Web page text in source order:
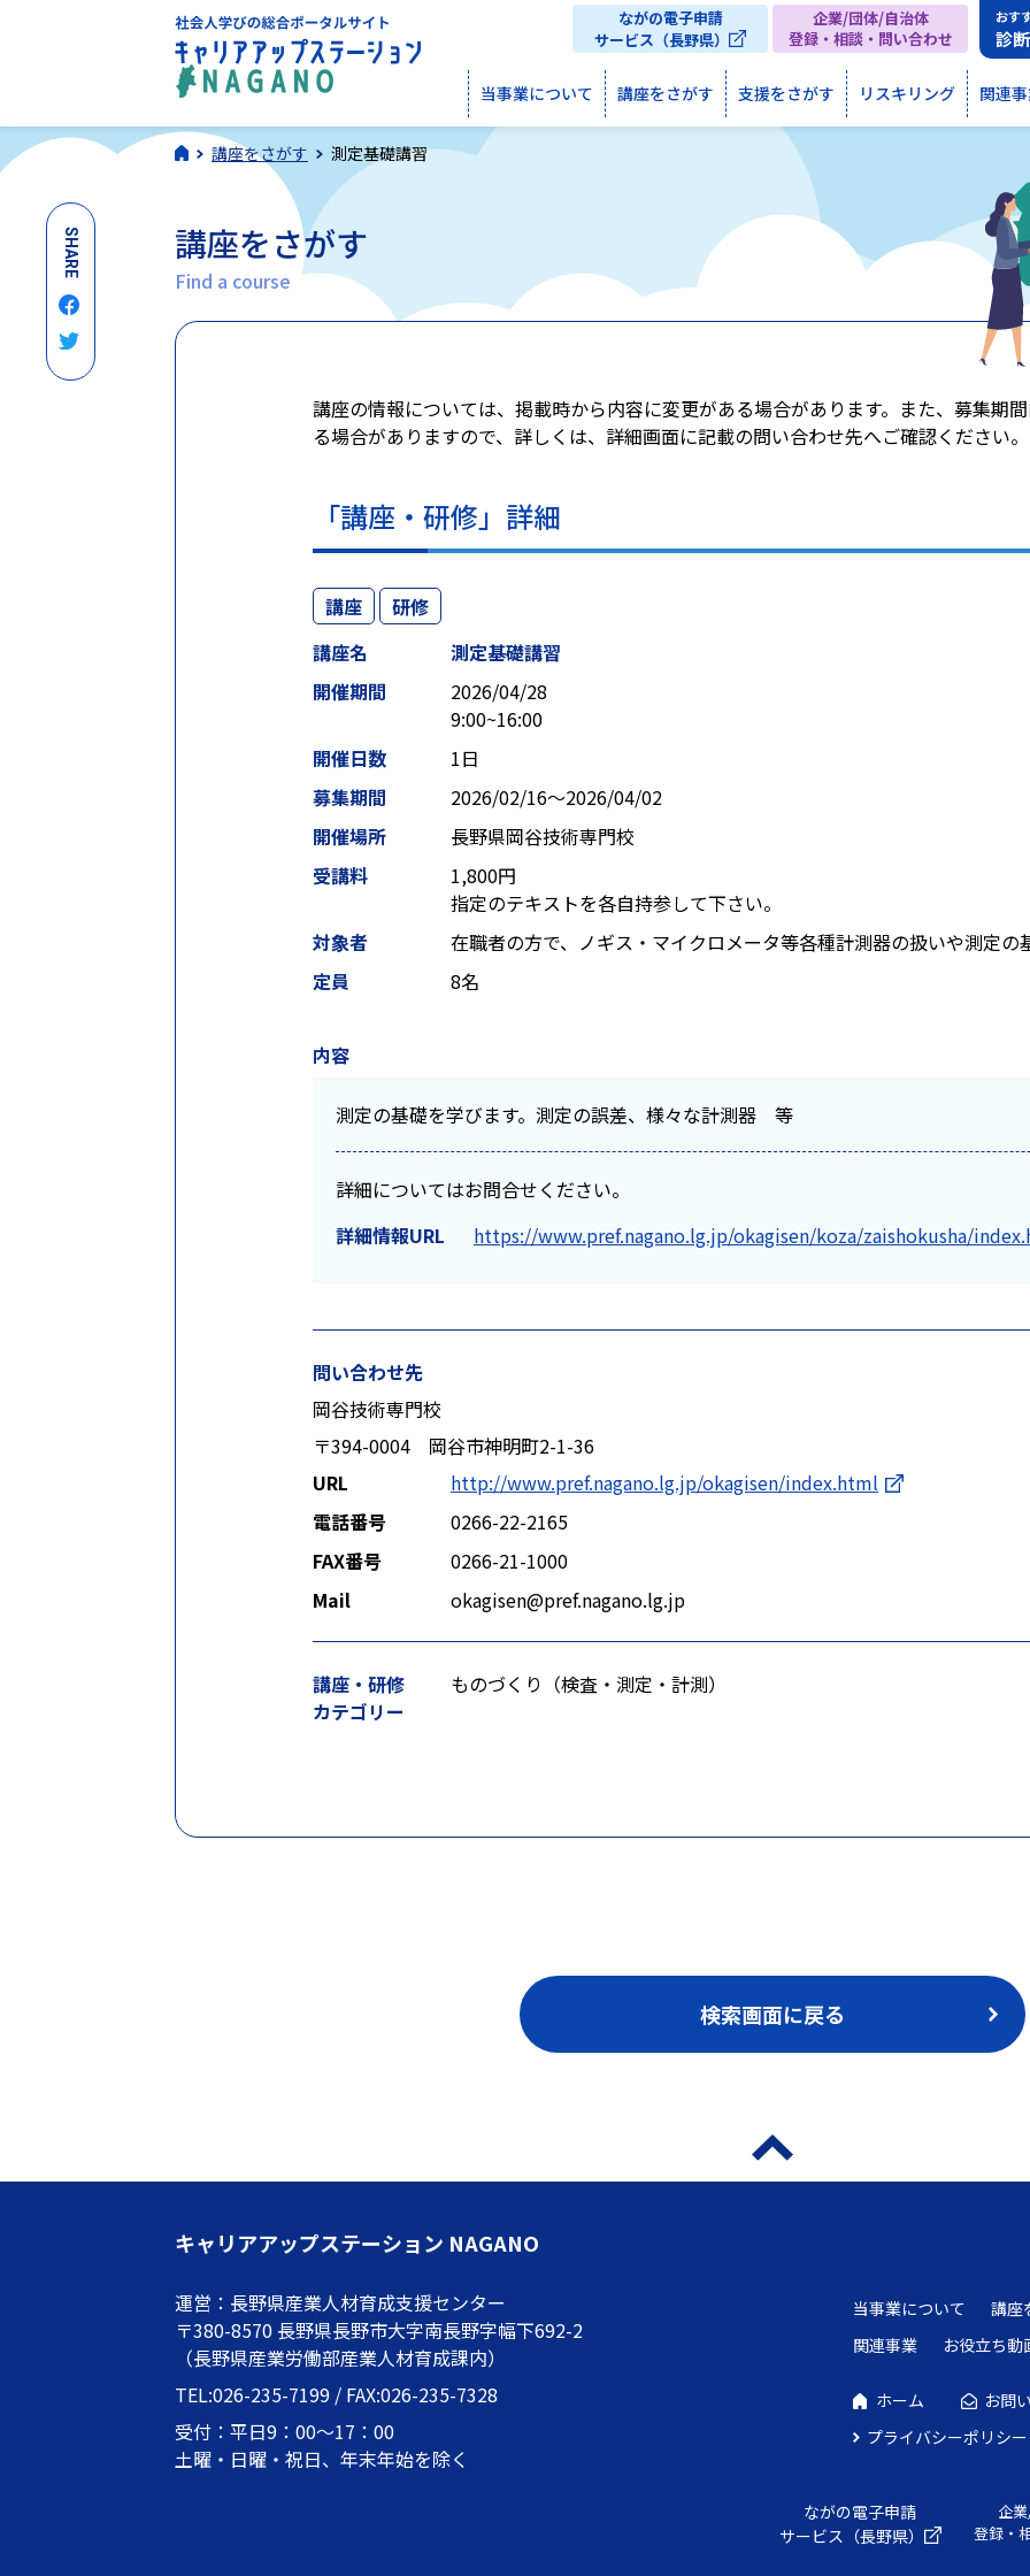
当事業について 講座をさがす 支援をさがす リスキリング 関連
おす
診断
企業/団体/自治体
登録・相談・問い合わせ
ながの電子申請
サービス（長野県）
講座をさがす 測定基礎講習
講座をさがす
Find a course
講座の情報については、掲載時から内容に変更がある場合があります。また、募集期
る場合がありますので、詳しくは、詳細画面に記載の問い合わせ先へご確認ください。
「講座・研修」詳細
講座
研修
講座名
測定基礎講習
開催期間
2026/04/28
9:00~16:00
開催日数
1日
募集期間
2026/02/16〜2026/04/02
開催場所
長野県岡谷技術専門校
受講料
1,800円
指定のテキストを各自持参して下さい。
対象者
在職者の方で、ノギス・マイクロメータ等各種計測器の扱いや測定の
定員
8名
内容
測定の基礎を学びます。測定の誤差、様々な計測器 等
詳細についてはお問合せください。
詳細情報URL
https://www.pref.nagano.lg.jp/okagisen/koza/zaishokusha/
問い合わせ先
岡谷技術専門校
〒394-0004 岡谷市神明町2-1-36
URL
http://www.pref.nagano.lg.jp/okagisen/index.html
電話番号
0266-22-2165
FAX番号
0266-21-1000
Mail
okagisen@pref.nagano.lg.jp
講座・研修
カテゴリー
ものづくり（検査・測定・計測）
検索画面に戻る
キャリアアップステーション NAGANO
運営：長野県産業人材育成支援センター
〒380-8570 長野県長野市大字南長野字幅下692-2
（長野県産業労働部産業人材育成課内）
TEL:026-235-7199 / FAX:026-235-7328
受付：平日9：00～17：00
土曜・日曜・祝日、年末年始を除く
当事業について 講座
関連事業
お役立ち動
ホーム
お問
プライバシーポリシー
ながの電子申請
サービス（長野県）
企
登録・
SHARE